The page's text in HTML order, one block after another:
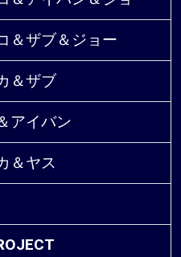
＆ザブ＆ジョー
＆ザブ
アイバン
＆ヤス